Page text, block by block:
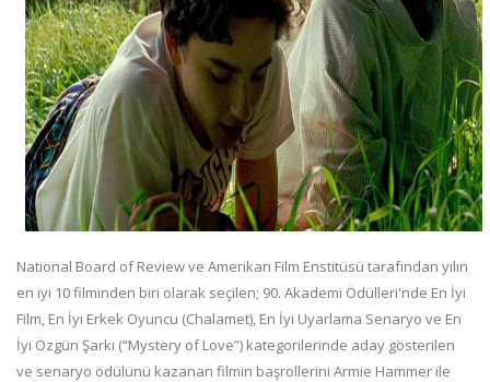
National Board of Review ve Amerikan Film Enstitüsü tarafından yılın
en iyi 10 filminden biri olarak seçilen; 90. Akademi Ödülleri'nde En İyi
Film, En İyi Erkek Oyuncu (Chalamet), En İyi Uyarlama Senaryo ve En
İyi Özgün Şarkı (“Mystery of Love”) kategorilerinde aday gösterilen
ve senaryo ödülünü kazanan filmin başrollerini Armie Hammer ile